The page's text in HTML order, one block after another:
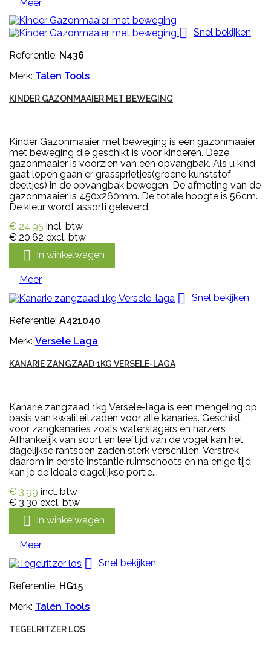
Meer
 Snel bekijken
Referentie: N436
Merk: Talen Tools
KINDER GAZONMAAIER MET BEWEGING
Kinder Gazonmaaier met beweging is een gazonmaaier
met beweging die geschikt is voor kinderen. Deze
gazonmaaier is voorzien van een opvangbak. Als u kind
gaat lopen gaan er grassprietjes(groene kunststof
deeltjes) in de opvangbak bewegen. De afmeting van de
gazonmaaier is 450x260mm. De totale hoogte is 56cm.
De kleur wordt assorti geleverd.
€ 24,95 incl. btw
€ 20,62 excl. btw
 In winkelwagen
Meer
 Snel bekijken
Referentie: A421040
Merk: Versele Laga
KANARIE ZANGZAAD 1KG VERSELE-LAGA
Kanarie zangzaad 1kg Versele-laga is een mengeling op
basis van kwaliteitzaden voor alle kanaries. Geschikt
voor zangkanaries zoals waterslagers en harzers
Afhankelijk van soort en leeftijd van de vogel kan het
dagelijkse rantsoen zaden sterk verschillen. Verstrek
daarom in eerste instantie ruimschoots en na enige tijd
kan je de ideale dagelijkse portie...
€ 3,99 incl. btw
€ 3,30 excl. btw
 In winkelwagen
Meer
 Snel bekijken
Referentie: HG15
Merk: Talen Tools
TEGELRITZER LOS